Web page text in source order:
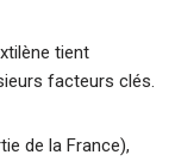
tient
facteurs clés.
de la France),